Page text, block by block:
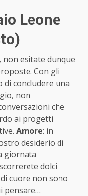
Leone
non esitate dunque
Con gli
di concludere una
non
che
ai progetti
Amore: in
desiderio di
giornata
dolci
cuore non sono
pensare…